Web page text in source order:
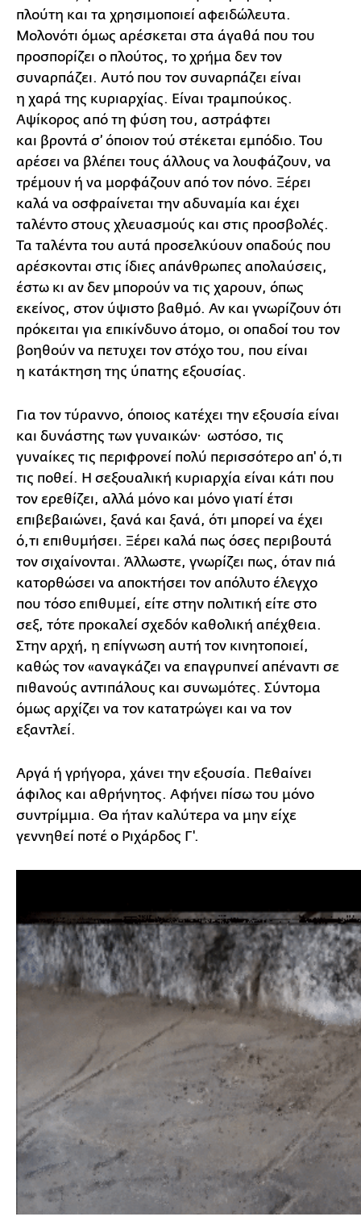
πλούτη και τα χρησιμοποιεί αφειδώλευτα.
Μολονότι όμως αρέσκεται στα άγαθά που του
προσπορίζει ο πλούτος, το χρήμα δεν τον
συναρπάζει. Αυτό που τον συναρπάζει είναι
η χαρά της κυριαρχίας. Είναι τραμπούκος.
Αψίκορος από τη φύση του, αστράφτει
και βροντά σ’ όποιον τού στέκεται εμπόδιο. Του
αρέσει να βλέπει τους άλλους να λουφάζουν, να
τρέμουν ή να μορφάζουν από τον πόνο. Ξέρει
καλά να οσφραίνεται την αδυναμία και έχει
ταλέντο στους χλευασμούς και στις προσβολές.
Τα ταλέντα του αυτά προσελκύουν οπαδούς που
αρέσκονται στις ίδιες απάνθρωπες απολαύσεις,
έστω κι αν δεν μπορούν να τις χαρουν, όπως
εκείνος, στον ύψιστο βαθμό. Αν και γνωρίζουν ότι
πρόκειται για επικίνδυνο άτομο, οι οπαδοί του τον
βοηθούν να πετυχει τον στόχο του, που είναι
η κατάκτηση της ύπατης εξουσίας.
Για τον τύραννο, όποιος κατέχει την εξουσία είναι
και δυνάστης των γυναικών· ωστόσο, τις
γυναίκες τις περιφρονεί πολύ περισσότερο απ' ό,τι
τις ποθεί. Η σεξουαλική κυριαρχία είναι κάτι που
τον ερεθίζει, αλλά μόνο και μόνο γιατί έτσι
επιβεβαιώνει, ξανά και ξανά, ότι μπορεί να έχει
ό,τι επιθυμήσει. Ξέρει καλά πως όσες περιβουτά
τον σιχαίνονται. Άλλωστε, γνωρίζει πως, όταν πιά
κατορθώσει να αποκτήσει τον απόλυτο έλεγχο
που τόσο επιθυμεί, είτε στην πολιτική είτε στο
σεξ, τότε προκαλεί σχεδόν καθολική απέχθεια.
Στην αρχή, η επίγνωση αυτή τον κινητοποιεί,
καθώς τον «αναγκάζει να επαγρυπνεί απέναντι σε
πιθανούς αντιπάλους και συνωμότες. Σύντομα
όμως αρχίζει να τον κατατρώγει και να τον
εξαντλεί.
Αργά ή γρήγορα, χάνει την εξουσία. Πεθαίνει
άφιλος και αθρήνητος. Αφήνει πίσω του μόνο
συντρίμμια. Θα ήταν καλύτερα να μην είχε
γεννηθεί ποτέ ο Ριχάρδος Γ'.